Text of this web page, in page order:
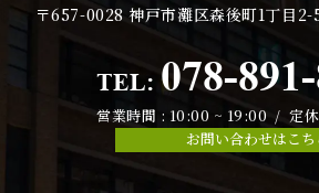
〒657-0028神戸市灘区森後町1丁目
TEL: 078-
営業時間 : 10:00 ~ 19:00 / 定休
お問い合わせはこち